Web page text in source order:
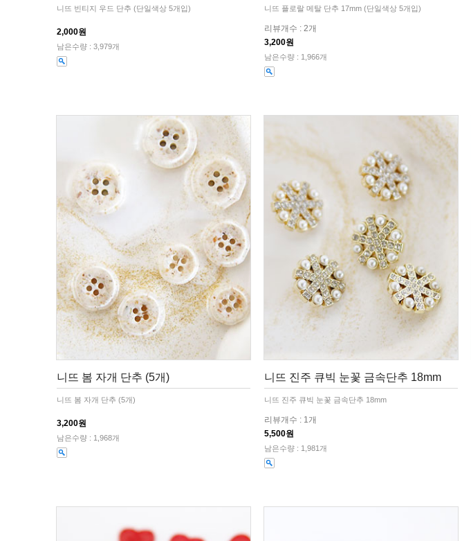
니뜨 빈티지 우드 단추 (단일색상 5개입)
2,000원
남은수량 : 3,979개
니뜨 플로랄 메탈 단추 17mm (단일색상 5개입)
리뷰개수 : 2개
3,200원
남은수량 : 1,966개
니뜨 봄 자개 단추 (5개)
니뜨 봄 자개 단추 (5개)
3,200원
남은수량 : 1,968개
니뜨 진주 큐빅 눈꽃 금속단추 18mm
니뜨 진주 큐빅 눈꽃 금속단추 18mm
리뷰개수 : 1개
5,500원
남은수량 : 1,981개